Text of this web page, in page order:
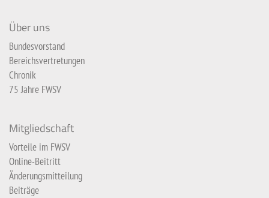
Über uns
Bundesvorstand
Bereichsvertretungen
Chronik
75 Jahre FWSV
Mitgliedschaft
Vorteile im FWSV
Online-Beitritt
Änderungsmitteilung
Beiträge